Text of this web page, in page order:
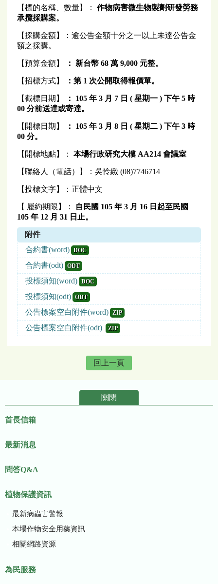
【標的名稱、數量】：
作物病害微生物製劑研發勞務
承攬採購案。
【採購金額】：逾公告金額十分之一以上未達公告金
額之採購。
【預算金額】 ： 新台幣 68 萬 9,000 元整。
【招標方式】 ：第 1 次公開取得報價單。
【截標日期】 ： 105 年 3 月 7 日 ( 星期一 ) 下午 5 時
00 分前送達或寄達。
【開標日期】 ： 105 年 3 月 8 日 ( 星期二 ) 下午 3 時
00 分。
【開標地點】： 本場行政研究大樓 AA214 會議室
【聯絡人（電話）】：吳怜緻 (08)7746714
【投標文字】：正體中文
【 履約期限】：
自民國 105 年 3 月 16 日起至民國
105 年 12 月 31 日止。
附件
合約書(word) DOC
合約書(odt) ODT
投標須知(word) DOC
投標須知(odt) ODT
公告標案空白附件(word) ZIP
公告標案空白附件(odt) ZIP
回上一頁
關閉
首長信箱
最新消息
問答Q&A
植物保護資訊
最新病蟲害警報
本場作物安全用藥資訊
相關網路資源
為民服務